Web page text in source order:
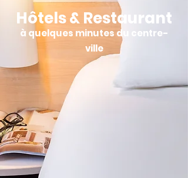
Hôtels & Restaurant
à quelques minutes du centre-
ville